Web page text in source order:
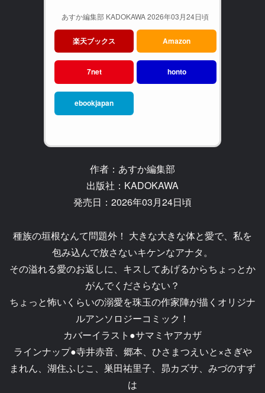
あすか編集部 KADOKAWA 2026年03月24日頃
楽天ブックス Amazon
7net honto
ebookjapan
作者：あすか編集部
出版社：KADOKAWA
発売日：2026年03月24日頃
種族の垣根なんて問題外！ 大きな大きな体と愛で、私を
包み込んで放さないキケンなアナタ。
その溢れる愛のお返しに、キスしてあげるからちょっとか
がんでくださらない？
ちょっと怖いくらいの溺愛を珠玉の作家陣が描くオリジナ
ルアンソロジーコミック！
カバーイラスト●サマミヤアカザ
ラインナップ●寺井赤音、郷本、ひさまつえいと×さぎや
まれん、湖住ふじこ、巣田祐里子、昴カズサ、みづのすず
は